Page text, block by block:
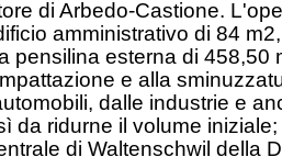
di Arbedo-Castione.
amministrativo di 84
pensilina esterna di 458,50
e alla
dalle industrie e
da ridurne il volume
di Waltenschwil della